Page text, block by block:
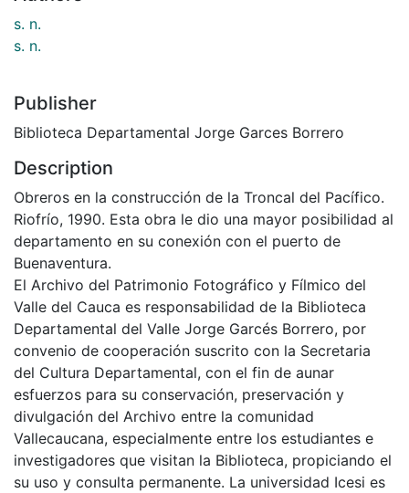
s. n.
s. n.
Publisher
Biblioteca Departamental Jorge Garces Borrero
Description
Obreros en la construcción de la Troncal del Pacífico.
Riofrío, 1990. Esta obra le dio una mayor posibilidad al
departamento en su conexión con el puerto de
Buenaventura.
El Archivo del Patrimonio Fotográfico y Fílmico del
Valle del Cauca es responsabilidad de la Biblioteca
Departamental del Valle Jorge Garcés Borrero, por
convenio de cooperación suscrito con la Secretaria
del Cultura Departamental, con el fin de aunar
esfuerzos para su conservación, preservación y
divulgación del Archivo entre la comunidad
Vallecaucana, especialmente entre los estudiantes e
investigadores que visitan la Biblioteca, propiciando el
su uso y consulta permanente. La universidad Icesi es